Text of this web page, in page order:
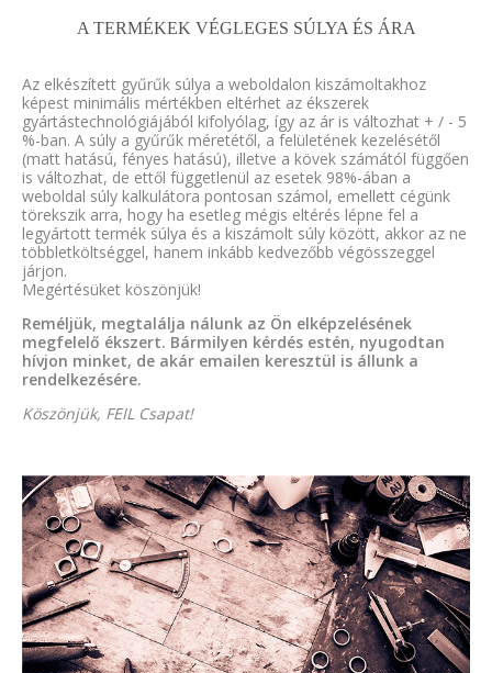
A TERMÉKEK VÉGLEGES SÚLYA ÉS ÁRA
Az elkészített gyűrűk súlya a weboldalon kiszámoltakhoz
képest minimális mértékben eltérhet az ékszerek
gyártástechnológiájából kifolyólag, így az ár is változhat + / - 5
%-ban. A súly a gyűrűk méretétől, a felületének kezelésétől
(matt hatású, fényes hatású), illetve a kövek számától függően
is változhat, de ettől függetlenül az esetek 98%-ában a
weboldal súly kalkulátora pontosan számol, emellett cégünk
törekszik arra, hogy ha esetleg mégis eltérés lépne fel a
legyártott termék súlya és a kiszámolt súly között, akkor az ne
többletköltséggel, hanem inkább kedvezőbb végösszeggel
járjon.
Megértésüket köszönjük!
Reméljük, megtalálja nálunk az Ön elképzelésének
megfelelő ékszert. Bármilyen kérdés estén, nyugodtan
hívjon minket, de akár emailen keresztül is állunk a
rendelkezésére.
Köszönjük, FEIL Csapat!